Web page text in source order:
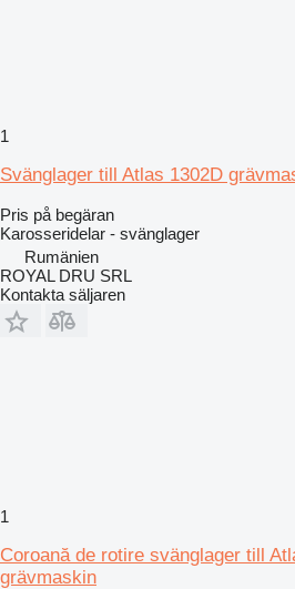
1
Svänglager till Atlas 1302D
Pris på begäran
Karosseridelar - svänglager
Rumänien
ROYAL DRU SRL
Kontakta säljaren
1
Coroană de rotire svänglager till
grävmaskin